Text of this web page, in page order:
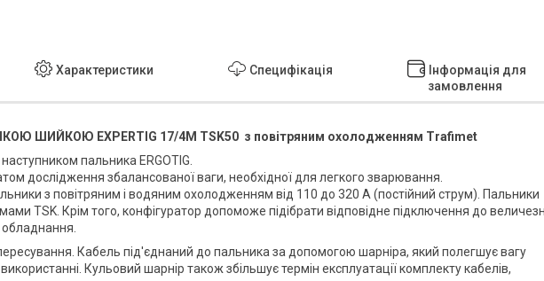
Характеристики Специфікація
Інформація для
замовлення
ШИЙКОЮ EXPERTIG 17/4M TSK50 з повітряним охолодженням Trafimet
пальника ERGOTIG.
дослідження збалансованої ваги, необхідної для легкого зварювання.
з повітряним і водяним охолодженням від 110 до 320 А (постійний струм). Пальники
TSK. Крім того, конфігуратор допоможе підібрати відповідне підключення до
обладнання.
Кабель під'єднаний до пальника за допомогою шарніра, який полегшує вагу
Кульовий шарнір також збільшує термін експлуатації комплекту кабелів,